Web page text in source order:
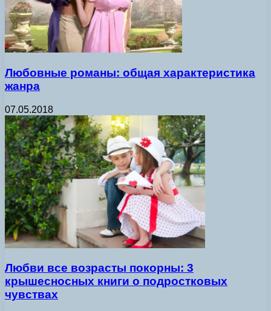
Любовные романы: общая характеристика
жанра
07.05.2018
Любви все возрасты покорны: 3
крышесносных книги о подростковых
чувствах